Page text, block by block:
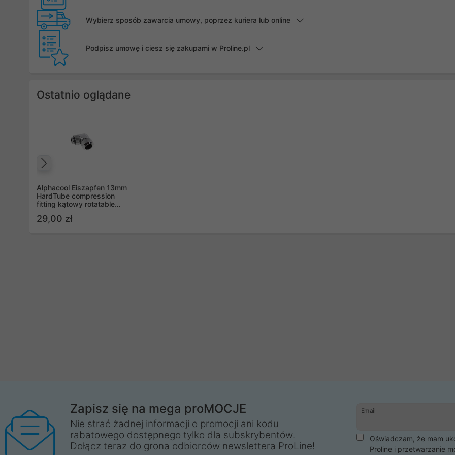
Wybierz sposób zawarcia umowy, poprzez kuriera lub online
Podpisz umowę i ciesz się zakupami w Proline.pl
Ostatnio oglądane
Alphacool Eiszapfen 13mm
HardTube compression
fitting kątowy rotatable
29,00 zł
Zapisz się na mega proMOCJE
Nie strać żadnej informacji o promocji ani kodu
rabatowego dostępnego tylko dla subskrybentów.
Dołącz teraz do grona odbiorców newslettera ProLine!
Email
Oświadczam, że mam
Proline i przetwarzanie